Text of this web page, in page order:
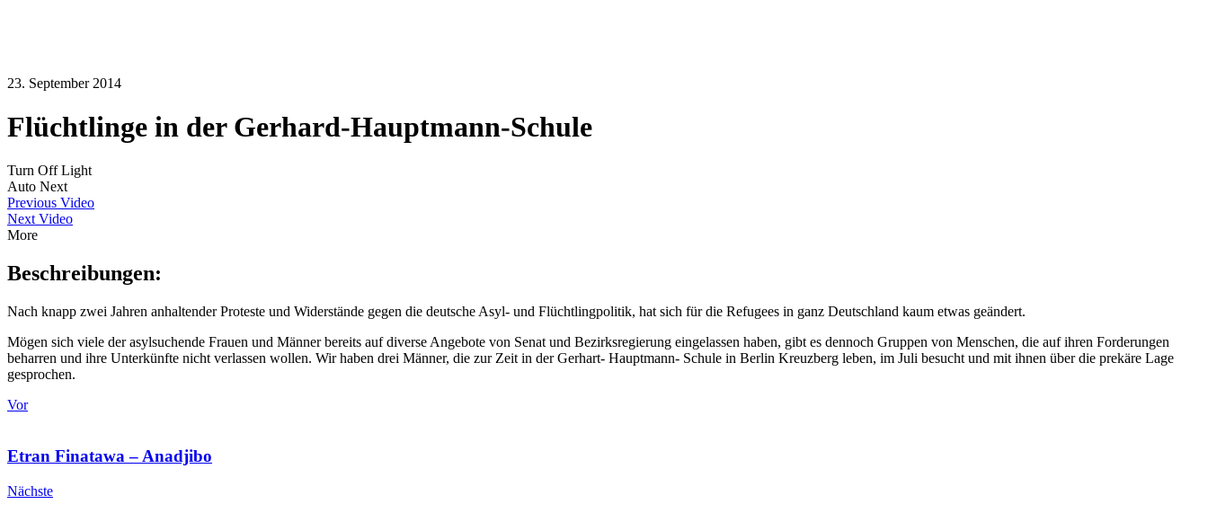
23. September 2014
Flüchtlinge in der Gerhard-Hauptmann-Schule
Turn Off Light
Auto Next
Previous Video
Next Video
More
Beschreibungen:
Nach knapp zwei Jahren anhaltender Proteste und Widerstände gegen die deutsche Asyl- und Flüchtlingpolitik, hat sich für die Refugees in ganz Deutschland kaum etwas geändert.
Mögen sich viele der asylsuchende Frauen und Männer bereits auf diverse Angebote von Senat und Bezirksregierung eingelassen haben, gibt es dennoch Gruppen von Menschen, die auf ihren Forderungen
beharren und ihre Unterkünfte nicht verlassen wollen. Wir haben drei Männer, die zur Zeit in der Gerhart- Hauptmann- Schule in Berlin Kreuzberg leben, im Juli besucht und mit ihnen über die prekäre Lage
gesprochen.
Vor
Etran Finatawa – Anadjibo
Nächste